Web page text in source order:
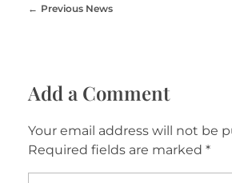
Previous News
Add a Comment
Your email address will not be
Required fields are marked *